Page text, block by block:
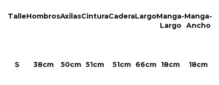
TalleHombrosAxilasCinturaCaderaLargoManga-
Largo
Manga-
Ancho
S 38cm 50cm 51cm 51cm 66cm 18cm 18cm